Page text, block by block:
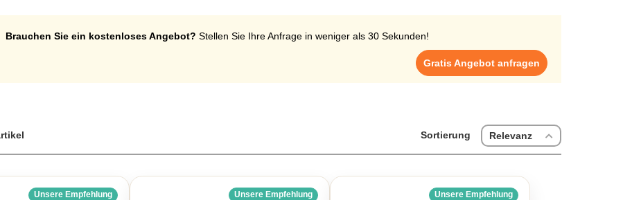
oder einem besonderen Weinetikett ist eine hervorragende Geschenkidee zum Geburtstag oder als Geschenk zur Hochzeit.
eine Geschenkbox aus Holz rundet das Geschenkset perfekt ab. Für Weinliebhaber bieten sich Leonardo Weingläser oder
aus Edelstahl an, die personalisiert werden können und somit ein ganz persönliches Geschenk darstellen. Gravierte
ein mit einem individuellen Flaschenetikett bedrucktes Geschenkset sorgen für strahlende Augen beim Beschenkten. Auch
Gastgeschenk zur Hochzeit, als Präsent für Geschäftspartnern, oder als Geschenkidee zum Ruhestand, die personalisierte
das gravierte Glas personalisiert sind immer eine ausgezeichnete Wahl.Besondere Anlässe verlangen nach personalisierten
nur einen bleibenden Eindruck, sondern zeigt auch das Engagement, ein besonderes Geschenk zu verschenken.
Brauchen Sie ein kostenloses Angebot? Stellen Sie Ihre Anfrage in weniger als 30 Sekunden!
Gratis Angebot anfragen
Sortierung Relevanz
Unsere Empfehlung Unsere Empfehlung Unsere Empfehlung